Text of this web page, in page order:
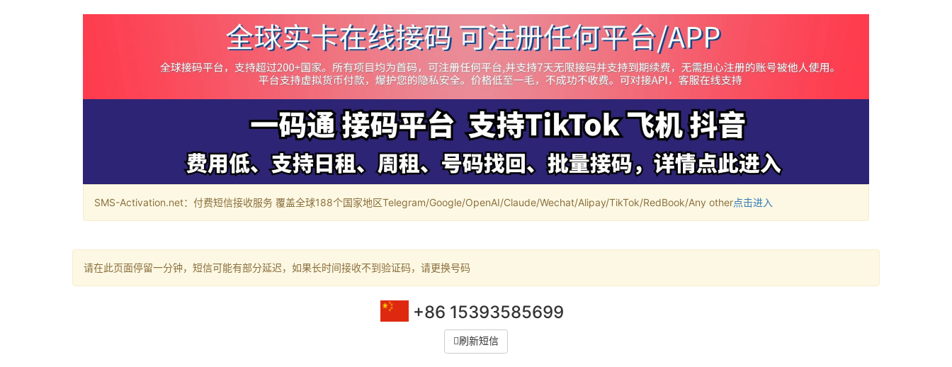
SMS-Activation.net：付费短信接收服务 覆盖全球188个国家地区Telegram/Google/OpenAI/Claude/Wechat/Alipay/TikTok/RedBook/Any other点击进入
请在此页面停留一分钟，短信可能有部分延迟，如果长时间接收不到验证码，请更换号码
+86 15393585699
刷新短信